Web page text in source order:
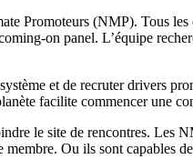
Promoteurs (NMP). Tous
on panel. L’équipe
et de recruter drivers
facilite commencer une
le site de rencontres. Les
Ou ils sont capables